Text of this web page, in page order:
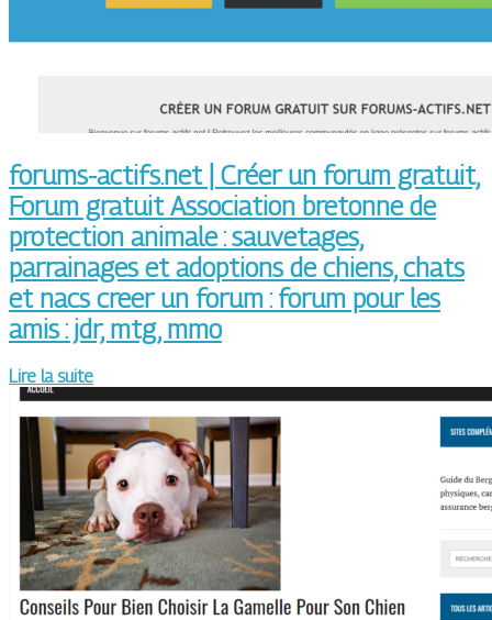
forums-actifs.net | Créer un forum gratuit,
Forum gratuit Association bretonne de
protection animale : sauvetages,
parrainages et adoptions de chiens, chats
et nacs creer un forum : forum pour les
amis : jdr, mtg, mmo
Lire la suite